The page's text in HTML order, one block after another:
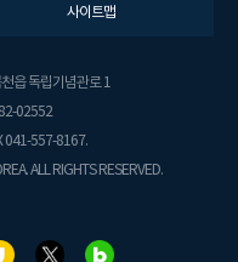
사이트맵
읍 독립기념관로 1
02552
041-557-8167.
ALL RIGHTS RESERVED.